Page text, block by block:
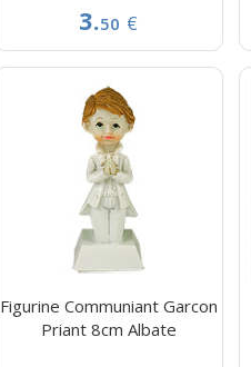
3.50 €
Figurine Communiant Garcon
Priant 8cm Albate